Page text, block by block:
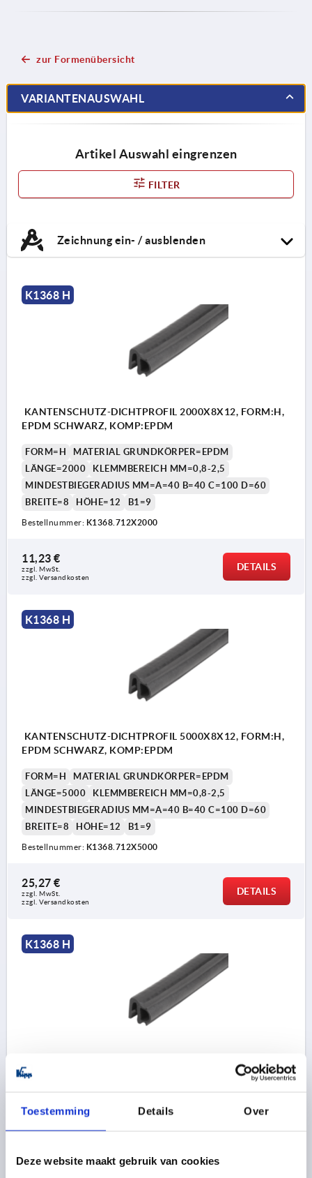
Toestemming Details Over
Deze website maakt gebruik van cookies
zur Formenübersicht
VARIANTENAUSWAHL
Artikel Auswahl eingrenzen
FILTER
Zeichnung ein- / ausblenden
K1368 H
KANTENSCHUTZ-DICHTPROFIL 2000X8X12, FORM:H,
EPDM SCHWARZ, KOMP:EPDM
FORM=H
MATERIAL GRUNDKÖRPER=EPDM
LÄNGE=2000
KLEMMBEREICH MM=0,8-2,5
MINDESTBIEGERADIUS MM=A=40 B=40 C=100 D=60
BREITE=8
HÖHE=12 B1=9
Bestellnummer: K1368.712X2000
11,23 €
zzgl. MwSt.
zzgl. Versandkosten
DETAILS
K1368 H
KANTENSCHUTZ-DICHTPROFIL 5000X8X12, FORM:H,
EPDM SCHWARZ, KOMP:EPDM
FORM=H
MATERIAL GRUNDKÖRPER=EPDM
LÄNGE=5000
KLEMMBEREICH MM=0,8-2,5
MINDESTBIEGERADIUS MM=A=40 B=40 C=100 D=60
BREITE=8
HÖHE=12 B1=9
Bestellnummer: K1368.712X5000
25,27 €
zzgl. MwSt.
zzgl. Versandkosten
DETAILS
K1368 H
KANTENSCHUTZ-DICHTPROFIL 10000X8X12, FORM:H,
EPDM SCHWARZ, KOMP:EPDM
LÄNGE=10000
KLEMMBEREICH MM=0,8-2,5
MINDESTBIEGERADIUS MM=A=40 B=40 C=100 D=60